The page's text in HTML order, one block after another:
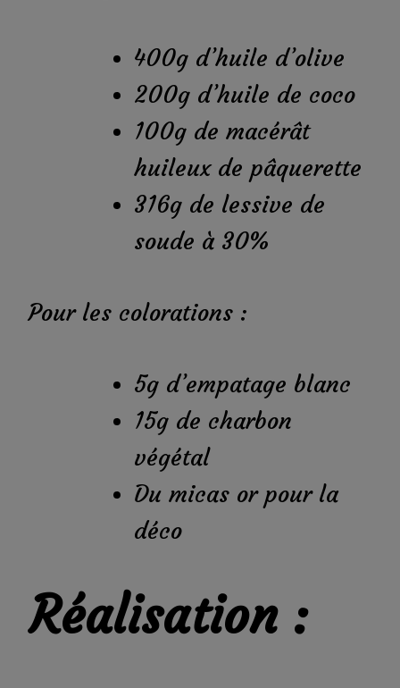
400g d’huile d’olive
200g d’huile de coco
100g de macérât
huileux de pâquerette
316g de lessive de
soude à 30%
Pour les colorations :
5g d’empatage blanc
15g de charbon
végétal
Du micas or pour la
déco
Réalisation :